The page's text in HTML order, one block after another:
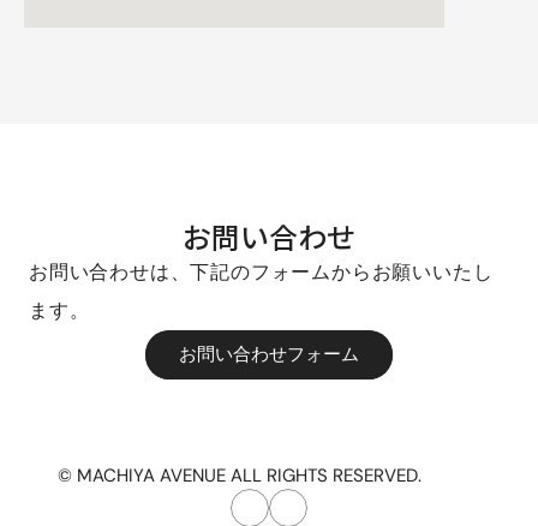
お問い合わせ
お問い合わせは、下記のフォームからお願いいたし
ます。
お問い合わせフォーム
お問い合わせフォーム
お問い合わせフォーム
© MACHIYA AVENUE ALL RIGHTS RESERVED.